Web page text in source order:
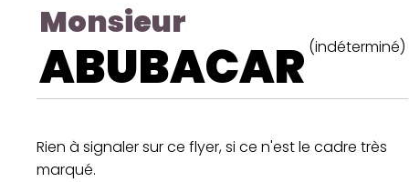
Monsieur
ABUBACAR (indéterminé)
Rien à signaler sur ce flyer, si ce n'est le cadre très
marqué.